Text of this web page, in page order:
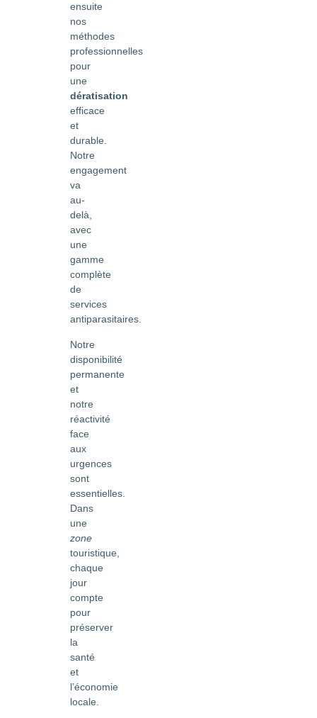
ensuite
nos
méthodes
professionnelles
pour
une
dératisation
efficace
et
durable.
Notre
engagement
va
au-
delà,
avec
une
gamme
complète
de
services
antiparasitaires.
Notre
disponibilité
permanente
et
notre
réactivité
face
aux
urgences
sont
essentielles.
Dans
une
zone
touristique,
chaque
jour
compte
pour
préserver
la
santé
et
l’économie
locale.